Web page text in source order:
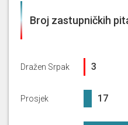
Broj zastupničkih
Dražen Srpak
Prosjek
3%3
16.6%
17